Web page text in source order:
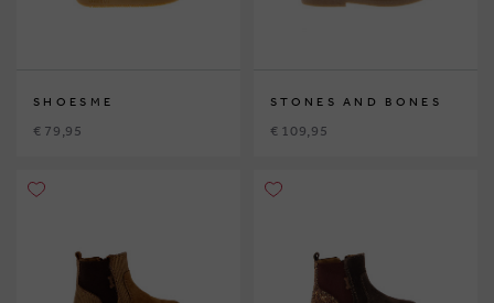
SHOESME
€ 79,95
STONES AND BONES
€ 109,95